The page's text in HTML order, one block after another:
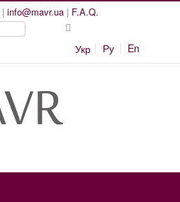
| info@mavr.ua | F.A.Q.
Укр Ру En